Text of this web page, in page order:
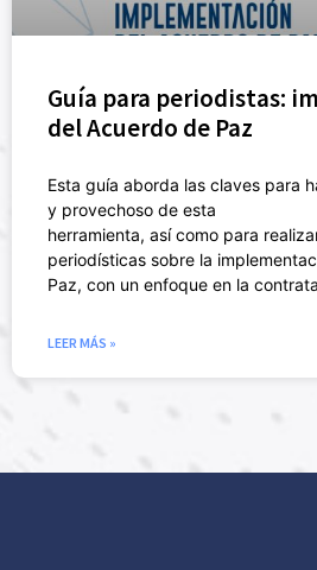
Guía para periodistas:
del Acuerdo de Paz
Esta guía aborda las claves para
y provechoso de esta
herramienta, así como para
periodísticas sobre la
Paz, con un enfoque en la
LEER MÁS »